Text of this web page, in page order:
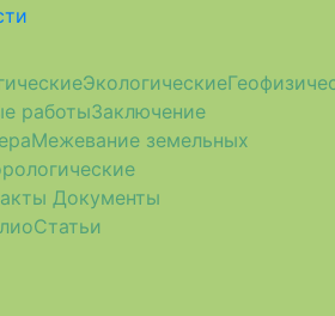
Экологические
работыЗаключение
Межевание земельных
Документы
Статьи